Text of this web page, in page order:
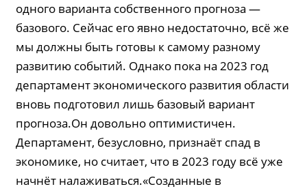
одного варианта собственного прогноза —
базового. Сейчас его явно недостаточно, всё же
мы должны быть готовы к самому разному
развитию событий. Однако пока на 2023 год
департамент экономического развития области
вновь подготовил лишь базовый вариант
прогноза.Он довольно оптимистичен.
Департамент, безусловно, признаёт спад в
экономике, но считает, что в 2023 году всё уже
начнёт налаживаться.«Созданные в